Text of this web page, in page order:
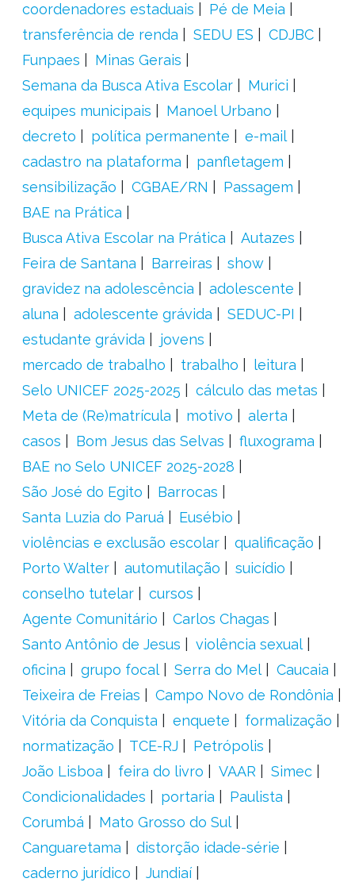
coordenadores estaduais
Pé de Meia
transferência de renda
SEDU ES
CDJBC
Funpaes
Minas Gerais
Semana da Busca Ativa Escolar
Murici
equipes municipais
Manoel Urbano
decreto
política permanente
e-mail
cadastro na plataforma
panfletagem
sensibilização
CGBAE/RN
Passagem
BAE na Prática
Busca Ativa Escolar na Prática
Autazes
Feira de Santana
Barreiras
show
gravidez na adolescência
adolescente
aluna
adolescente grávida
SEDUC-PI
estudante grávida
jovens
mercado de trabalho
trabalho
leitura
Selo UNICEF 2025-2025
cálculo das metas
Meta de (Re)matrícula
motivo
alerta
casos
Bom Jesus das Selvas
fluxograma
BAE no Selo UNICEF 2025-2028
São José do Egito
Barrocas
Santa Luzia do Paruá
Eusébio
violências e exclusão escolar
qualificação
Porto Walter
automutilação
suicídio
conselho tutelar
cursos
Agente Comunitário
Carlos Chagas
Santo Antônio de Jesus
violência sexual
oficina
grupo focal Serra do Mel
Caucaia
Teixeira de Freias
Campo Novo de Rondônia
Vitória da Conquista
enquete
formalização
normatização
TCE-RJ
Petrópolis
João Lisboa
feira do livro VAAR
Simec
Condicionalidades
portaria
Paulista
Corumbá
Mato Grosso do Sul
Canguaretama
distorção idade-série
caderno jurídico
Jundiaí